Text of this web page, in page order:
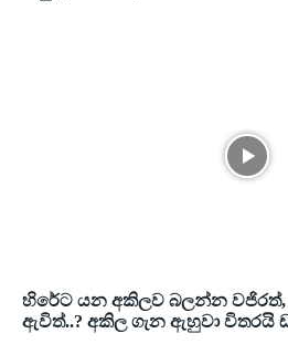
හිරේට යන අකිලව බලන්න
ඇවිත්..? අකිල ගැන ඇහුවා විතරයි